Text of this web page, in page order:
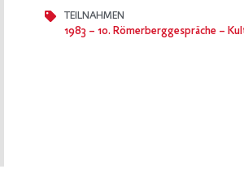
TEILNAHMEN
1983 – 10. Römerberggespräche –